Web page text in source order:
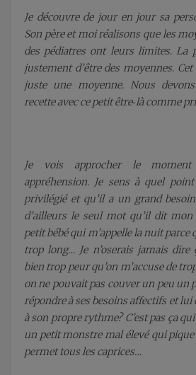
Je découvre de jour en jour sa
Son père et moi réalisons que les
des pédiatres ont leurs limites. La
justement d’être des moyennes.
juste une moyenne. Nous
recette avec ce petit être‑là comme
Je vois approcher le
appréhension. Je sens à quel
privilégié et qu’il a un grand
d’ailleurs le seul mot qu’il dit
petit bébé qui m’appelle la nuit parce
trop long… Je n’oserais jamais dire
bien trop peur qu’on m’accuse de
on ne pouvait pas couver un peu un
répondre à ses besoins affectifs et
à son propre rythme? C’est pas ça
un petit monstre mal élevé qui
permet tous les caprices…